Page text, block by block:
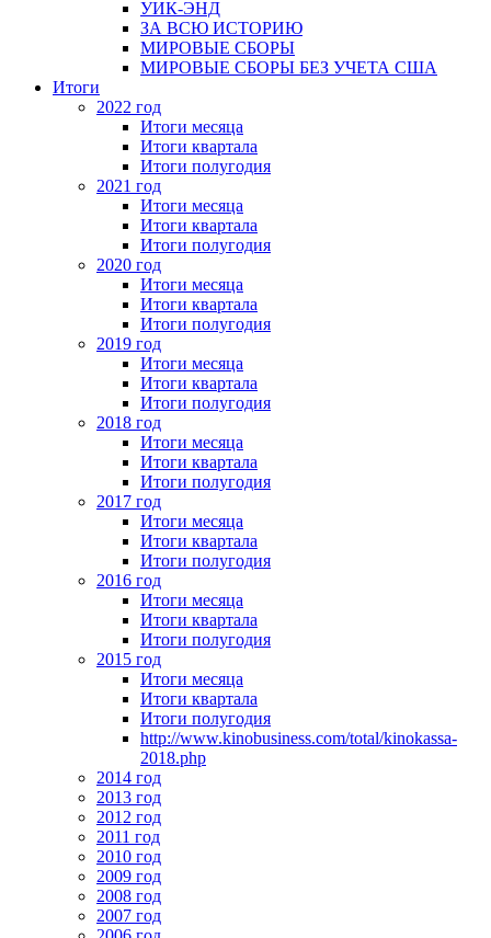
УИК-ЭНД
ЗА ВСЮ ИСТОРИЮ
МИРОВЫЕ СБОРЫ
МИРОВЫЕ СБОРЫ БЕЗ УЧЕТА США
Итоги
2022 год
Итоги месяца
Итоги квартала
Итоги полугодия
2021 год
Итоги месяца
Итоги квартала
Итоги полугодия
2020 год
Итоги месяца
Итоги квартала
Итоги полугодия
2019 год
Итоги месяца
Итоги квартала
Итоги полугодия
2018 год
Итоги месяца
Итоги квартала
Итоги полугодия
2017 год
Итоги месяца
Итоги квартала
Итоги полугодия
2016 год
Итоги месяца
Итоги квартала
Итоги полугодия
2015 год
Итоги месяца
Итоги квартала
Итоги полугодия
http://www.kinobusiness.com/total/kinokassa-
2018.php
2014 год
2013 год
2012 год
2011 год
2010 год
2009 год
2008 год
2007 год